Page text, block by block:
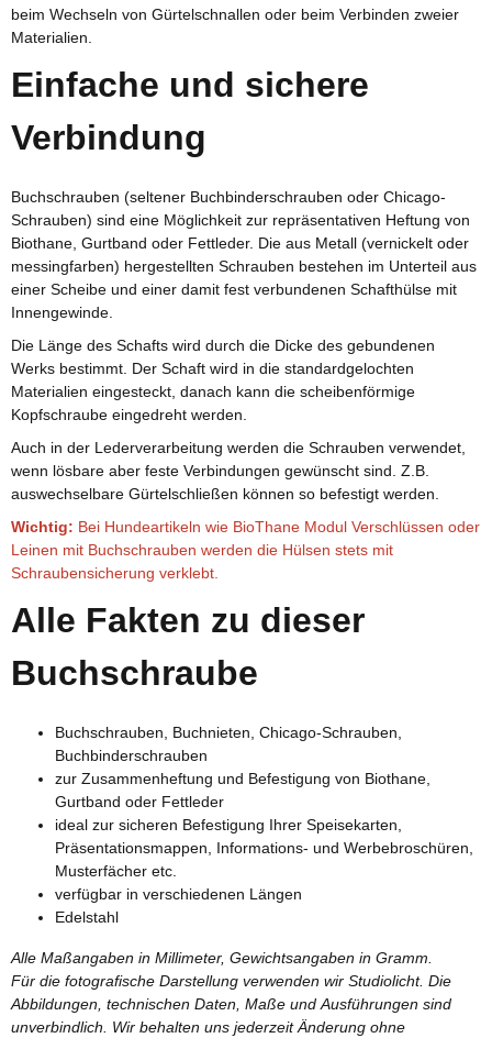
beim Wechseln von Gürtelschnallen oder beim Verbinden zweier
Materialien.
Einfache und sichere
Verbindung
Buchschrauben (seltener Buchbinderschrauben oder Chicago-
Schrauben) sind eine Möglichkeit zur repräsentativen Heftung von
Biothane, Gurtband oder Fettleder. Die aus Metall (vernickelt oder
messingfarben) hergestellten Schrauben bestehen im Unterteil aus
einer Scheibe und einer damit fest verbundenen Schafthülse mit
Innengewinde.
Die Länge des Schafts wird durch die Dicke des gebundenen
Werks bestimmt. Der Schaft wird in die standardgelochten
Materialien eingesteckt, danach kann die scheibenförmige
Kopfschraube eingedreht werden.
Auch in der Lederverarbeitung werden die Schrauben verwendet,
wenn lösbare aber feste Verbindungen gewünscht sind. Z.B.
auswechselbare Gürtelschließen können so befestigt werden.
Wichtig: Bei Hundeartikeln wie BioThane Modul Verschlüssen oder
Leinen mit Buchschrauben werden die Hülsen stets mit
Schraubensicherung verklebt.
Alle Fakten zu dieser
Buchschraube
Buchschrauben, Buchnieten, Chicago-Schrauben,
Buchbinderschrauben
zur Zusammenheftung und Befestigung von Biothane,
Gurtband oder Fettleder
ideal zur sicheren Befestigung Ihrer Speisekarten,
Präsentationsmappen, Informations- und Werbebroschüren,
Musterfächer etc.
verfügbar in verschiedenen Längen
Edelstahl
Alle Maßangaben in Millimeter, Gewichtsangaben in Gramm.
Für die fotografische Darstellung verwenden wir Studiolicht. Die
Abbildungen, technischen Daten, Maße und Ausführungen sind
unverbindlich. Wir behalten uns jederzeit Änderung ohne